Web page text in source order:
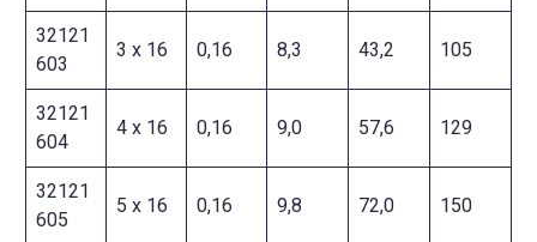
32121
603
3 x 16 0,16 8,3 43,2 105
32121
604
4 x 16 0,16 9,0 57,6 129
32121
605
5 x 16 0,16 9,8 72,0 150